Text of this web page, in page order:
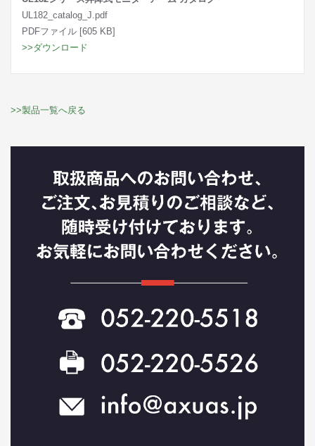
UL182_catalog_J.pdf
PDFファイル [605 KB]
>>ダウンロード
>>製品一覧へ戻る